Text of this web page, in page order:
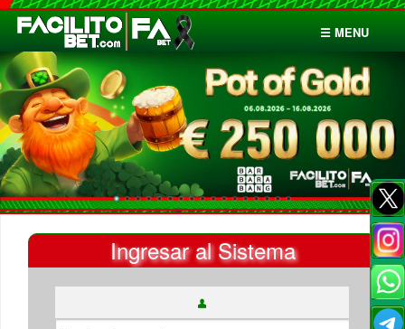
☰ MENU
Inicio
Apuestas
Cuentas
Ingresar al Sistema